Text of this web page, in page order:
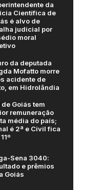
da
Científica de
é alvo de
judicial por
moral
da deputada
Mofatto morre
acidente de
em Hidrolândia
de Goiás tem
remuneração
média do país;
é 2ª e Civil fica
Sena 3040:
e prêmios
Goiás